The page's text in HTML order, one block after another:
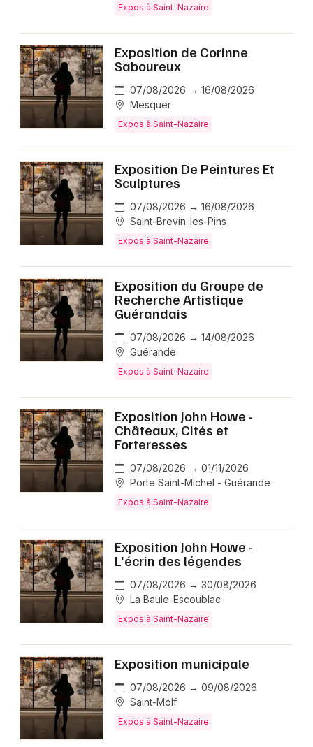
Expos à Saint-Nazaire
Exposition de Corinne
Saboureux
07/08/2026 → 16/08/2026
Mesquer
Expos à Saint-Nazaire
Exposition De Peintures Et
Sculptures
07/08/2026 → 16/08/2026
Saint-Brevin-les-Pins
Expos à Saint-Nazaire
Exposition du Groupe de
Recherche Artistique
Guérandais
07/08/2026 → 14/08/2026
Guérande
Expos à Saint-Nazaire
Exposition John Howe -
Châteaux, Cités et
Forteresses
07/08/2026 → 01/11/2026
Porte Saint-Michel - Guérande
Expos à Saint-Nazaire
Exposition John Howe -
L'écrin des légendes
07/08/2026 → 30/08/2026
La Baule-Escoublac
Expos à Saint-Nazaire
Exposition municipale
07/08/2026 → 09/08/2026
Saint-Molf
Expos à Saint-Nazaire